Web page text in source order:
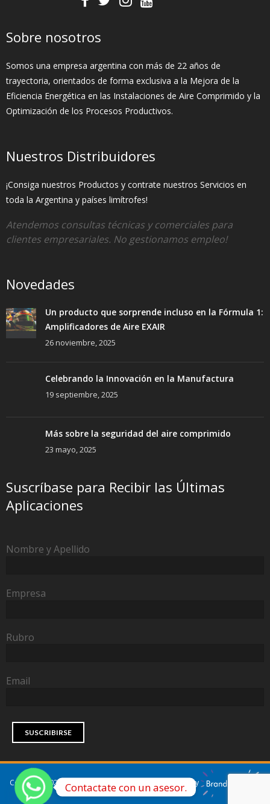
Sobre nosotros
Somos una empresa argentina con más de 22 años de
trayectoria, orientados de forma exclusiva a la Mejora de la
Eficiencia Energética en las Instalaciones de Aire Comprimido y la
Optimización de los Procesos Productivos.
Nuestros Distribuidores
¡Consiga nuestros Productos y contrate nuestros Servicios en
toda la Argentina y países limítrofes!
Atendemos consultas técnicas y comerciales para
clientes empresariales. No gestionamos empleo!
Novedades
Un producto que sorprende incluso en la Fórmula 1:
Amplificadores de Aire EXAIR
26 noviembre, 2025
Celebrando la Innovación en la Manufactura
19 septiembre, 2025
Más sobre la seguridad del aire comprimido
23 mayo, 2025
Suscríbase para Recibir las Últimas
Aplicaciones
Nombre y Apellido
Empresa
Rubro
Email
Copyright 2024 Ayrful All Rights Reserved | Powered by
Contactate con un asesor.